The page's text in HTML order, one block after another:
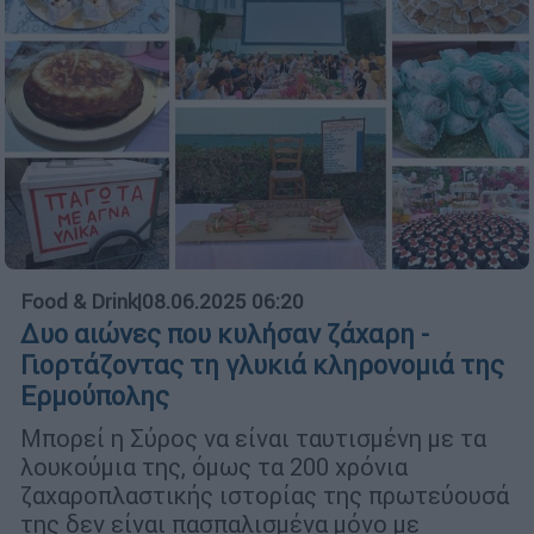
Food & Drink|08.06.2025 06:20
Δυο αιώνες που κυλήσαν ζάχαρη -
Γιορτάζοντας τη γλυκιά κληρονομιά της
Ερμούπολης
Μπορεί η Σύρος να είναι ταυτισμένη με τα
λουκούμια της, όμως τα 200 χρόνια
ζαχαροπλαστικής ιστορίας της πρωτεύουσά
της δεν είναι πασπαλισμένα μόνο με